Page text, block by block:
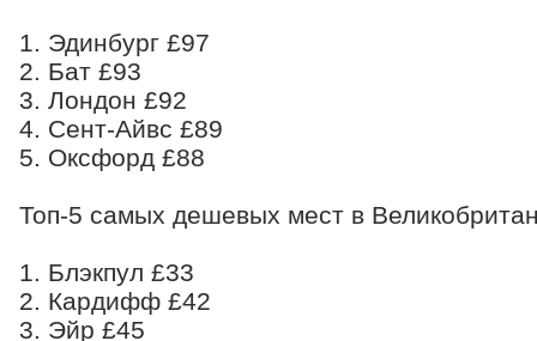
1. Эдинбург £97
2. Бат £93
3. Лондон £92
4. Сент-Айвс £89
5. Оксфорд £88
Топ-5 самых дешевых мест в
1. Блэкпул £33
2. Кардифф £42
3. Эйр £45